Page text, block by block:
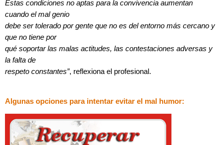
Estas condiciones no aptas para la convivencia aumentan
cuando el mal genio
debe ser tolerado por gente que no es del entorno más cercano y
que no tiene por
qué soportar las malas actitudes, las contestaciones adversas y
la falta de
respeto constantes”, reflexiona el profesional.
Algunas opciones para intentar evitar el mal humor: